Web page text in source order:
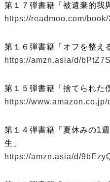
第１７弾書籍「被遺棄的我
https://readmoo.com/
第１６弾書籍「オフを整え
https://amzn.asia/d/
第１５弾書籍「捨てられた
https://
第１４弾書籍「夏休みの1
生」
https://amzn.asia/d/